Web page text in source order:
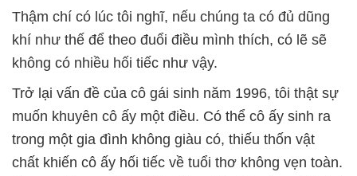
Thậm chí có lúc tôi nghĩ, nếu chúng ta có đủ dũng
khí như thế để theo đuổi điều mình thích, có lẽ sẽ
không có nhiều hối tiếc như vậy.
Trở lại vấn đề của cô gái sinh năm 1996, tôi thật sự
muốn khuyên cô ấy một điều. Có thể cô ấy sinh ra
trong một gia đình không giàu có, thiếu thốn vật
chất khiến cô ấy hối tiếc về tuổi thơ không vẹn toàn.